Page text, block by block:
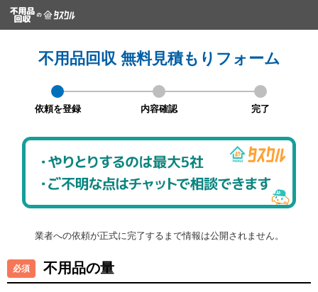
不用品回収 無料見積もりフォーム
依頼を登録 内容確認 完了
業者への依頼が正式に完了するまで情報は公開されません。
不用品の量